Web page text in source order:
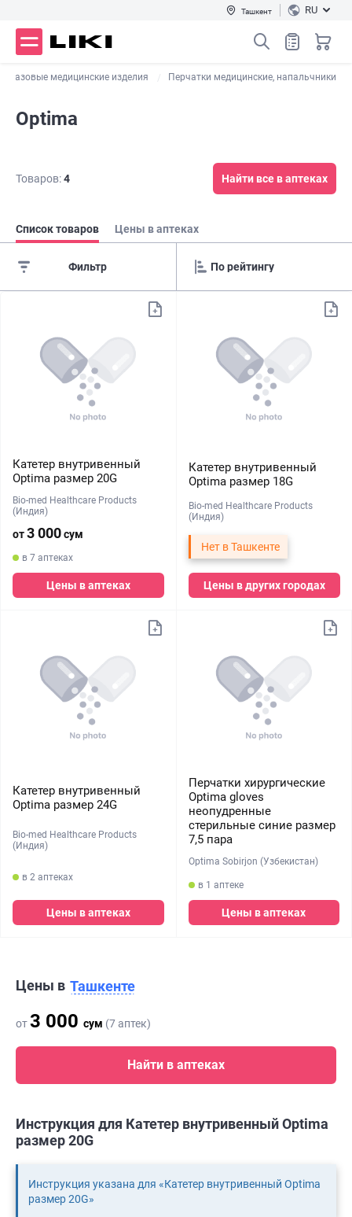
Ташкент RU
медицинские изделия Перчатки медицинские, напальчники
Optima
Товаров:4 Найти все в аптеках
Список товаров Цены в аптеках
Фильтр
Катетер внутривенный
Optima размер 20G
Bio-med Healthcare Products
(Индия)
от3 000сум
в 7 аптеках
Цены в аптеках
Катетер внутривенный
Optima размер 18G
Bio-med Healthcare Products
(Индия)
Нет в Ташкенте
Цены в других городах
Катетер внутривенный
Optima размер 24G
Bio-med Healthcare Products
(Индия)
в 2 аптеках
Цены в аптеках
Перчатки хирургические
Optima gloves
неопудренные
стерильные синие размер
7,5 пара
Optima Sobirjon (Узбекистан)
в 1 аптеке
Цены в аптеках
Цены в Ташкенте
от3 000 сум (7 аптек)
Найти в аптеках
Инструкция для Катетер внутривенный Optima
размер 20G
Инструкция указана для «Катетер внутривенный Optima
размер 20G»